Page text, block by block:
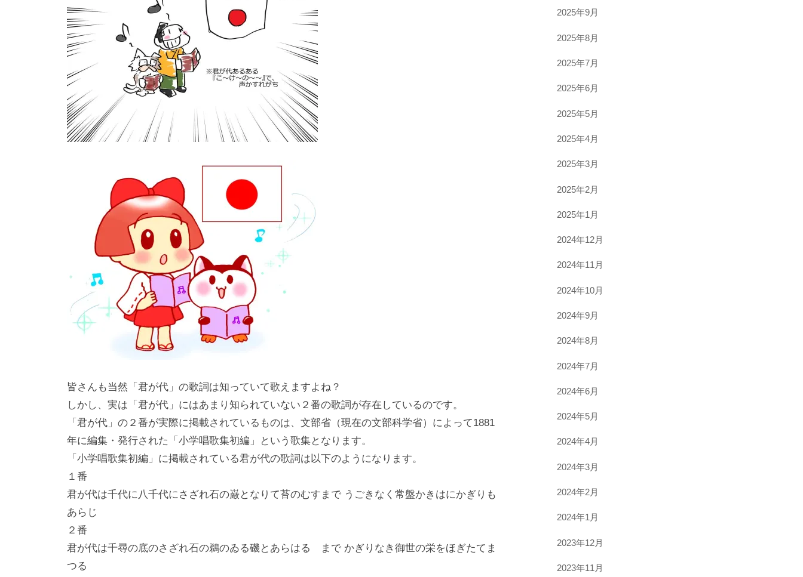
皆さんも当然「君が代」の歌詞は知っていて歌えますよね？
しかし、実は「君が代」にはあまり知られていない２番の歌詞が存在しているのです。
「君が代」の２番が実際に掲載されているものは、文部省（現在の文部科学省）によって1881
年に編集・発行された「小学唱歌集初編」という歌集となります。
「小学唱歌集初編」に掲載されている君が代の歌詞は以下のようになります。
１番
君が代は千代に八千代にさざれ石の巌となりて苔のむすまで うごきなく常盤かきはにかぎりも
あらじ
２番
君が代は千尋の底のさざれ石の鵜のゐる磯とあらはるゝまで かぎりなき御世の栄をほぎたてま
つる
2025年9月
2025年8月
2025年7月
2025年6月
2025年5月
2025年4月
2025年3月
2025年2月
2025年1月
2024年12月
2024年11月
2024年10月
2024年9月
2024年8月
2024年7月
2024年6月
2024年5月
2024年4月
2024年3月
2024年2月
2024年1月
2023年12月
2023年11月